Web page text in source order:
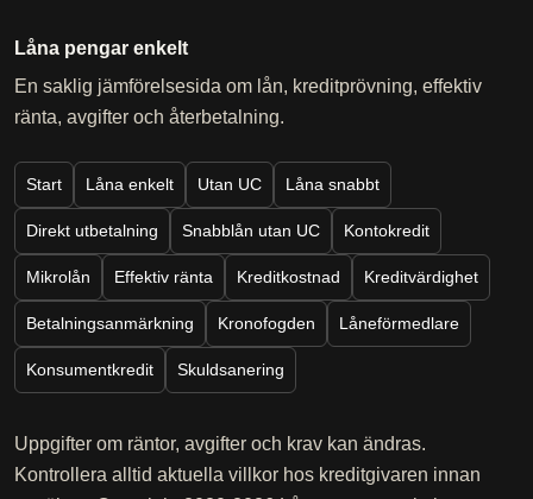
Låna pengar enkelt
En saklig jämförelsesida om lån, kreditprövning, effektiv
ränta, avgifter och återbetalning.
Start Låna enkelt Utan UC Låna snabbt
Direkt utbetalning Snabblån utan UC Kontokredit
Mikrolån Effektiv ränta Kreditkostnad Kreditvärdighet
Betalningsanmärkning Kronofogden Låneförmedlare
Konsumentkredit Skuldsanering
Uppgifter om räntor, avgifter och krav kan ändras.
Kontrollera alltid aktuella villkor hos kreditgivaren innan